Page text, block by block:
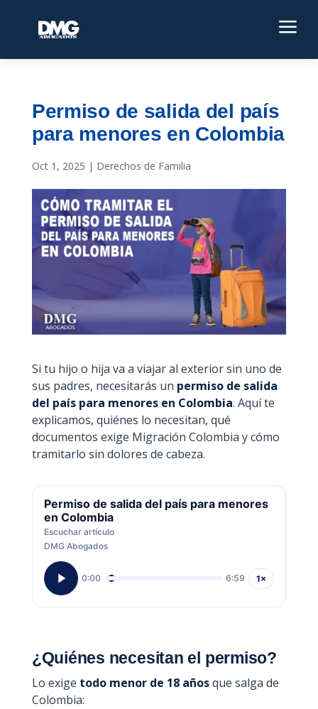
a
Permiso de salida del país
para menores en Colombia
Oct 1, 2025 | Derechos de Familia
Si tu hijo o hija va a viajar al exterior sin uno de
sus padres, necesitarás un permiso de salida
del país para menores en Colombia. Aquí te
explicamos, quiénes lo necesitan, qué
documentos exige Migración Colombia y cómo
tramitarlo sin dolores de cabeza.
Permiso de salida del país para menores
en Colombia
Escuchar artículo
DMG Abogados
0:00 6:59 1×
¿Quiénes necesitan el permiso?
Lo exige todo menor de 18 añosque salga de
Colombia: